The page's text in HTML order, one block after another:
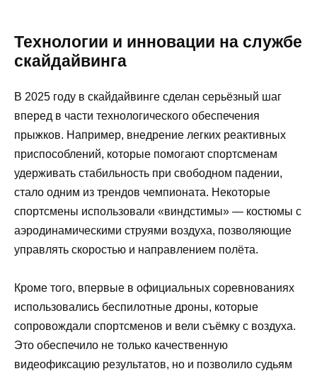
Технологии и инновации на службе
скайдайвинга
В 2025 году в скайдайвинге сделан серьёзный шаг
вперед в части технологического обеспечения
прыжков. Например, внедрение легких реактивных
приспособлений, которые помогают спортсменам
удерживать стабильность при свободном падении,
стало одним из трендов чемпионата. Некоторые
спортсмены использовали «виндстимы» — костюмы с
аэродинамическими струями воздуха, позволяющие
управлять скоростью и направлением полёта.
Кроме того, впервые в официальных соревнованиях
использовались беспилотные дроны, которые
сопровождали спортсменов и вели съёмку с воздуха.
Это обеспечило не только качественную
видеофиксацию результатов, но и позволило судьям